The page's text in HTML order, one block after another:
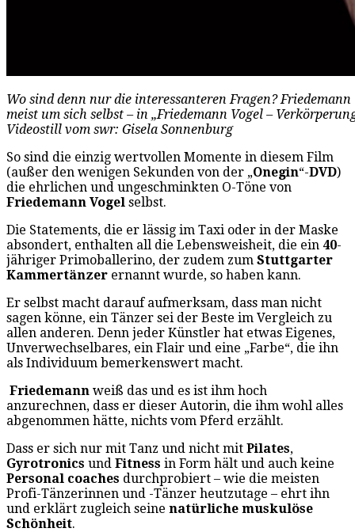
Wo sind denn nur die interessanteren Fragen?
meist um sich selbst – in „Friedemann Vogel –
Videostill vom swr: Gisela Sonnenburg
So sind die einzig wertvollen Momente in diesem Film
(außer den wenigen Sekunden von der „Onegin“-DVD)
die ehrlichen und ungeschminkten O-Töne von
Friedemann Vogel selbst.
Die Statements, die er lässig im Taxi oder in der Maske
absondert, enthalten all die Lebensweisheit, die ein 40-
jähriger Primoballerino, der zudem zum Stuttgarter
Kammertänzer ernannt wurde, so haben kann.
Er selbst macht darauf aufmerksam, dass man nicht
sagen könne, ein Tänzer sei der Beste im Vergleich zu
allen anderen. Denn jeder Künstler hat etwas Eigenes,
Unverwechselbares, ein Flair und eine „Farbe“, die ihn
als Individuum bemerkenswert macht.
Friedemann weiß das und es ist ihm hoch
anzurechnen, dass er dieser Autorin, die ihm wohl alles
abgenommen hätte, nichts vom Pferd erzählt.
Dass er sich nur mit Tanz und nicht mit Pilates,
Gyrotronics und Fitness in Form hält und auch keine
Personal coaches durchprobiert – wie die meisten
Profi-Tänzerinnen und -Tänzer heutzutage – ehrt ihn
und erklärt zugleich seine natürliche muskulöse
Schönheit.